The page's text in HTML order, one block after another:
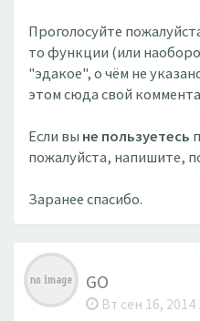
Проголосуйте
то функции (или
"эдакое", о чём не
этом сюда свой
Если вы не пользуетесь
пожалуйста, напишите,
Заранее спасибо.
GO
Вт сен 16, 2014